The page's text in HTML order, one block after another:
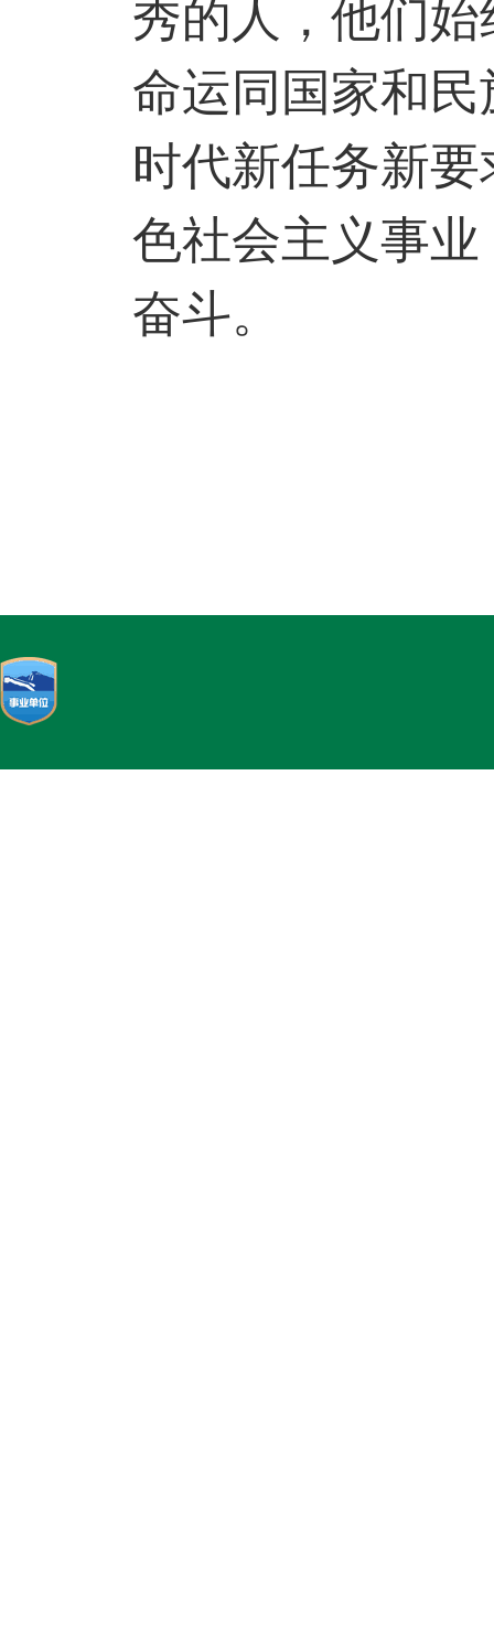
秀的人，他们
命运同国家和
时代新任务新
色社会主义事
奋斗。